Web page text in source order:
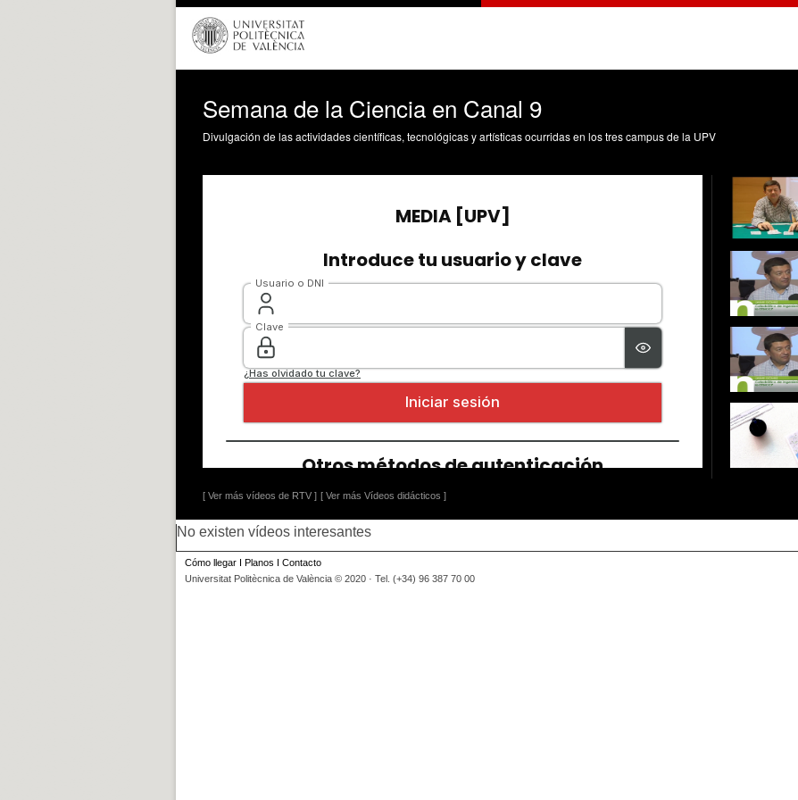
Semana de la Ciencia en Canal 9
Divulgación de las actividades científicas, tecnológicas y artísticas ocurridas en los tres campus de la UPV
[ Ver más vídeos de RTV ] [ Ver más Vídeos didácticos ]
No existen vídeos interesantes
Cómo llegar I Planos I Contacto
Universitat Politècnica de València © 2020 · Tel. (+34) 96 387 70 00